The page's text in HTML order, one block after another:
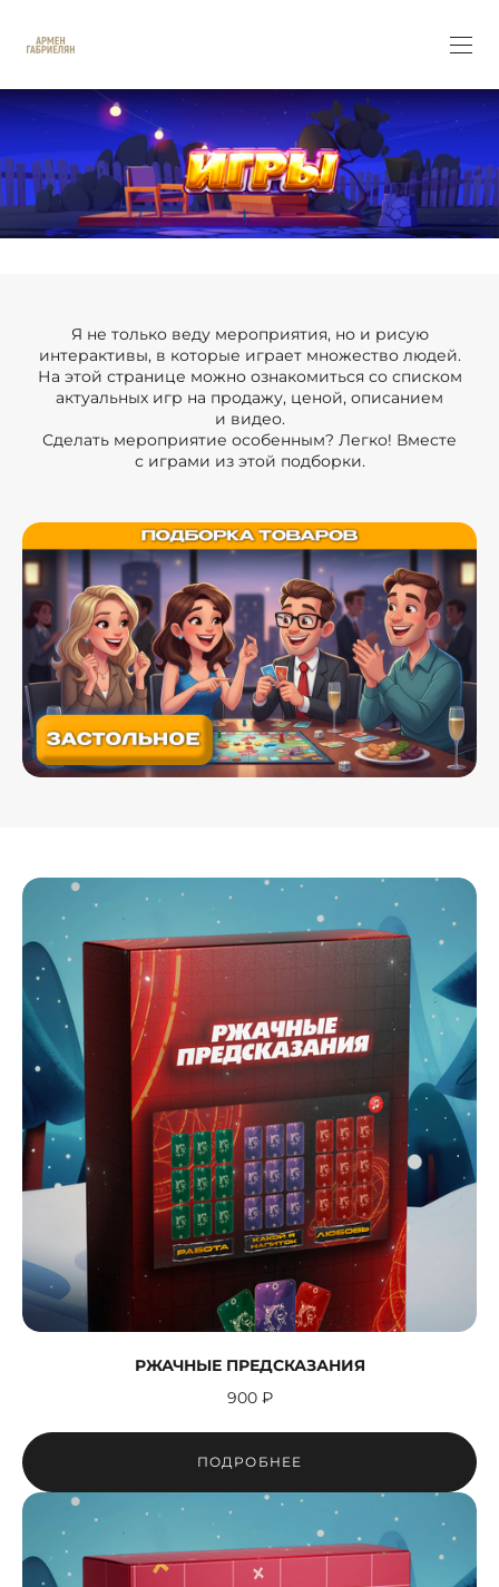
Я не только веду мероприятия, но и рисую
интерактивы, в которые играет множество людей.
На этой странице можно ознакомиться со списком
актуальных игр на продажу, ценой, описанием
и видео.
Сделать мероприятие особенным? Легко! Вместе
с играми из этой подборки.
РЖАЧНЫЕ ПРЕДСКАЗАНИЯ
900 ₽
ПОДРОБНЕЕ